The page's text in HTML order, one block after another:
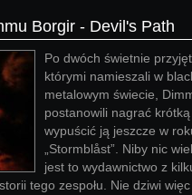
Borgir - Devil's Path
Po dwóch świetnie
którymi namieszali w
metalowym świecie,
postanowili nagrać krótką
wypuścić ją jeszcze w
„Stormblåst”. Niby nic
jest to wydawnictwo z
tego zespołu. Nie dziwi